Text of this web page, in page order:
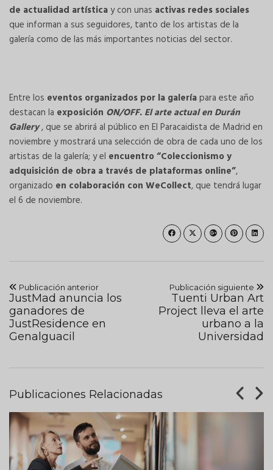
de actualidad artísticay con unas activas redes sociales
que informan a sus seguidores, tanto de los artistas de la
galería como de las más importantes noticias del sector.
Entre los eventos organizados por la galeríapara este año
destacan la exposición ON/OFF. El arte actual en Durán
Gallery, que se abrirá al público en El Paracaidista de Madrid en
noviembre y mostrará una selección de obra de cada uno de los
artistas de la galería; y el encuentro “Coleccionismo y
adquisición de obra a través de plataformas online”,
organizado en colaboración con WeCollect, que tendrá lugar
el 6 de noviembre.
Publicación anterior
JustMad anuncia los
ganadores de
JustResidence en
Genalguacil
Publicación siguiente
Tuenti Urban Art
Project lleva el arte
urbano a la
Universidad
Publicaciones Relacionadas